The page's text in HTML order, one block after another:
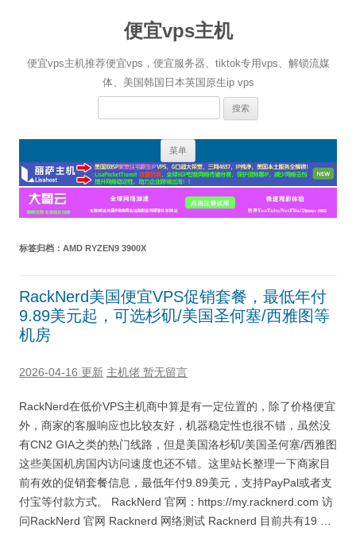
便宜vps主机
便宜vps主机推荐便宜vps，便宜服务器、tiktok专用vps、解锁流媒
体、美国韩国日本英国原生ip vps
搜
菜单
正
文
标签归档： AMD RYZEN9 3900X
RackNerd美国便宜VPS促销套餐，最低年付
9.89美元起，可选杉矶/美国圣何塞/西雅图等
机房
2026-04-16 更新 主机佬 暂无留言
RackNerd在低价VPS主机商中算是有一定位置的，除了价格便宜
外，商家的客服响应也比较友好，机器稳定性也很不错，虽然没
有CN2 GIA之类的热门线路，但是美国洛杉矶/美国圣何塞/西雅图
这些美国机房国内访问速度也还不错。这里站长整理一下商家目
前有效的促销套餐信息，最低年付9.89美元，支持PayPal或者支
付宝等付款方式。 RackNerd 官网：https://my.racknerd.com 访
问RackNerd 官网 Racknerd 网络测试 Racknerd 目前共有19 …